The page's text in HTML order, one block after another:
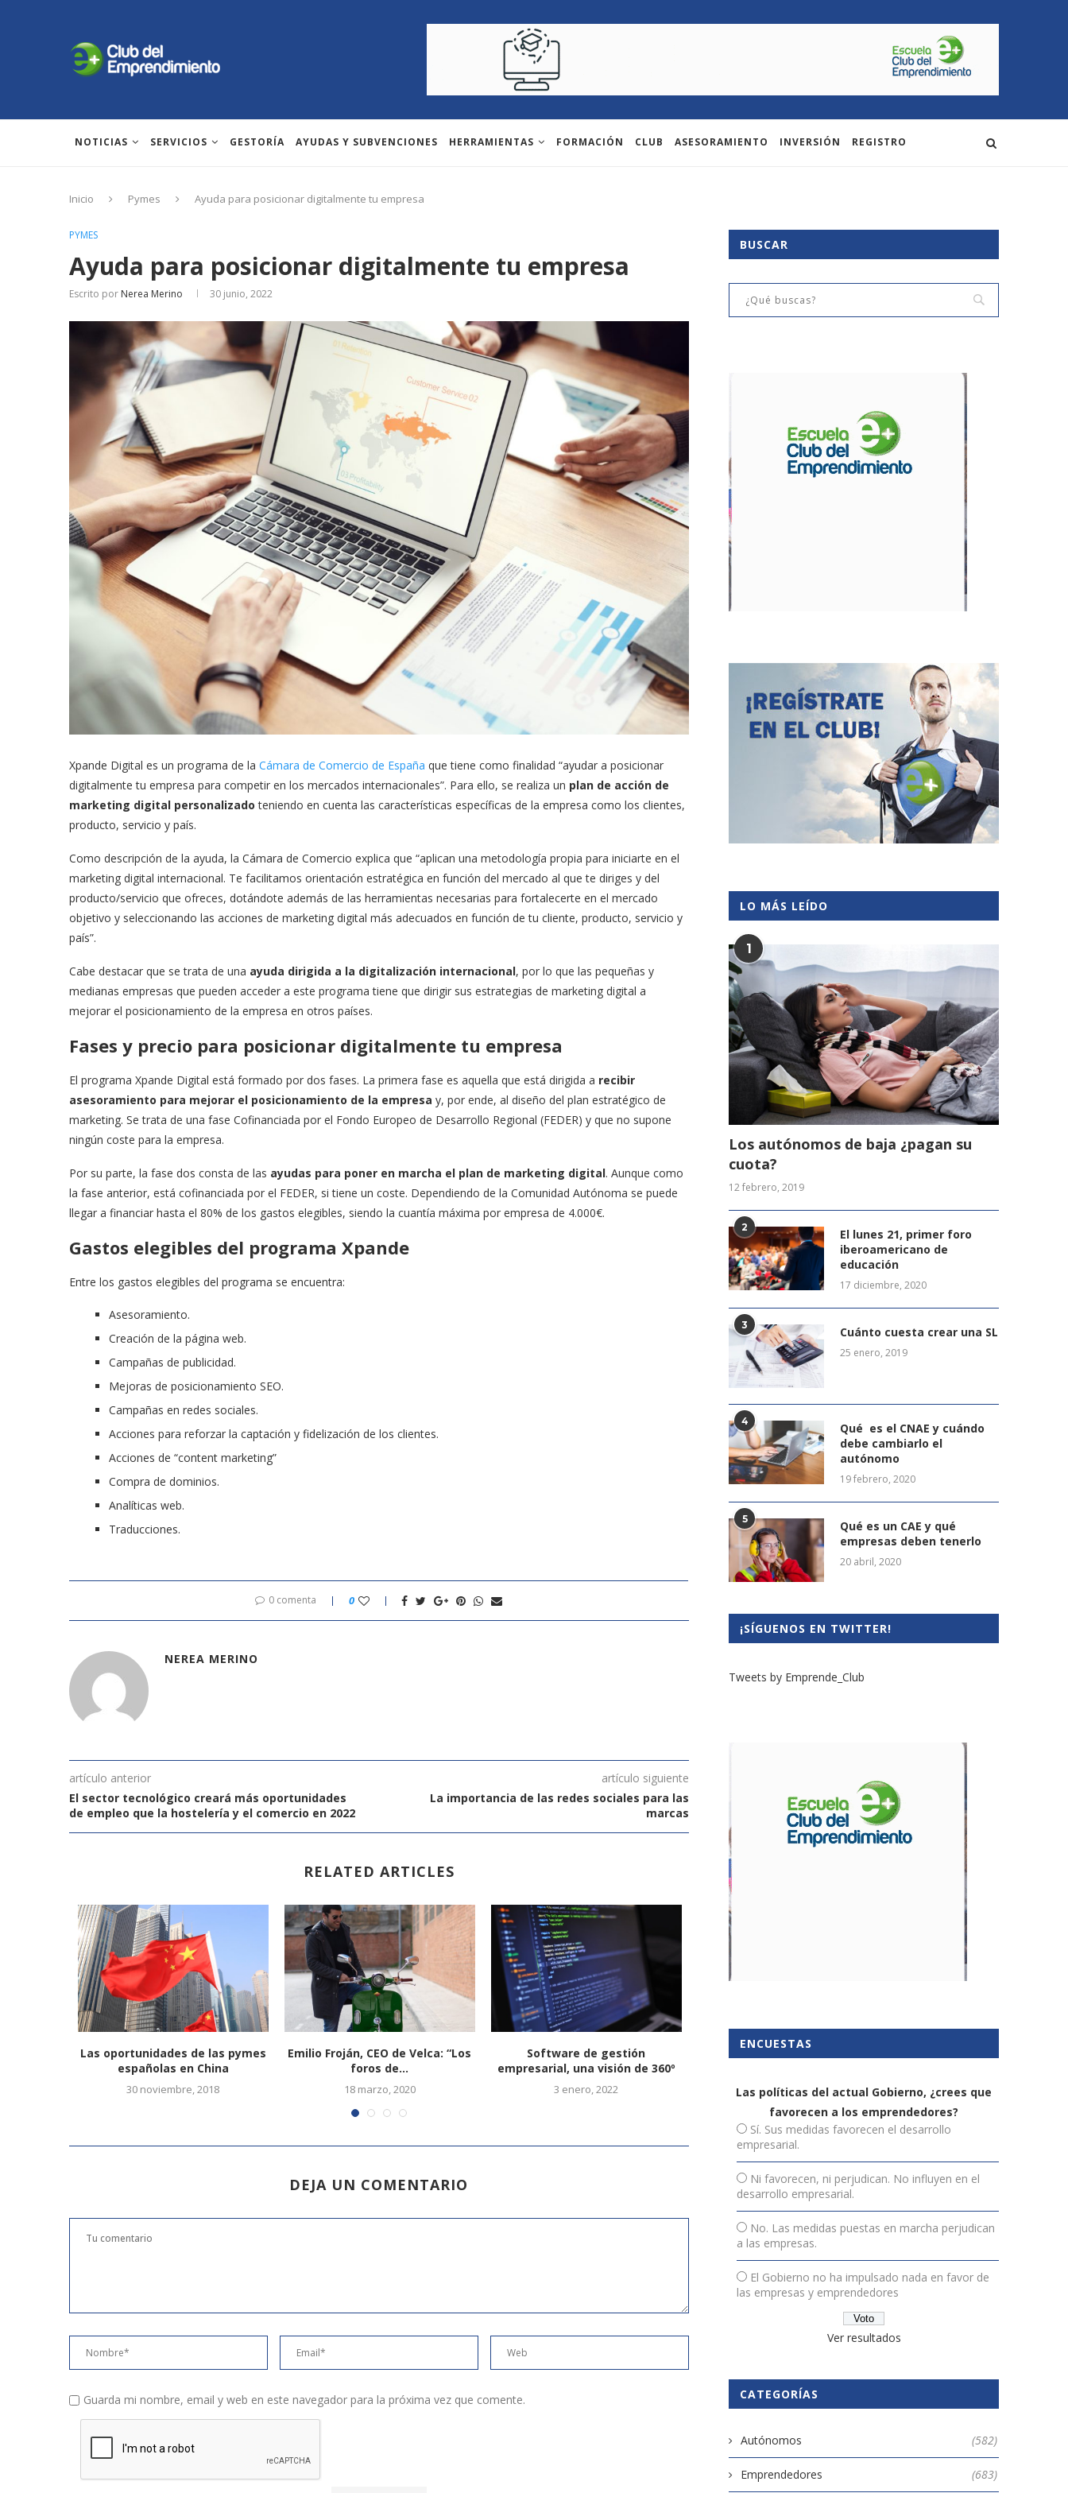
NOTICIAS SERVICIOS GESTORÍA AYUDAS Y SUBVENCIONES HERRAMIENTAS FORMACIÓN CLUB ASESORAMIENTO INVERSIÓN REGISTRO
Inicio Pymes Ayuda para posicionar digitalmente tu empresa
PYMES
Ayuda para posicionar digitalmente tu empresa
Escrito por Nerea Merino 30 junio, 2022
Xpande Digital es un programa de la Cámara de Comercio de España que tiene como finalidad “ayudar a posicionar
digitalmente tu empresa para competir en los mercados internacionales”. Para ello, se realiza un plan de acción de
marketing digital personalizado teniendo en cuenta las características específicas de la empresa como los clientes,
producto, servicio y país.
Como descripción de la ayuda, la Cámara de Comercio explica que “aplican una metodología propia para iniciarte en el
marketing digital internacional. Te facilitamos orientación estratégica en función del mercado al que te diriges y del
producto/servicio que ofreces, dotándote además de las herramientas necesarias para fortalecerte en el mercado
objetivo y seleccionando las acciones de marketing digital más adecuados en función de tu cliente, producto, servicio y
país”.
Cabe destacar que se trata de una ayuda dirigida a la digitalización internacional, por lo que las pequeñas y
medianas empresas que pueden acceder a este programa tiene que dirigir sus estrategias de marketing digital a
mejorar el posicionamiento de la empresa en otros países.
Fases y precio para posicionar digitalmente tu empresa
El programa Xpande Digital está formado por dos fases. La primera fase es aquella que está dirigida a recibir
asesoramiento para mejorar el posicionamiento de la empresa y, por ende, al diseño del plan estratégico de
marketing. Se trata de una fase Cofinanciada por el Fondo Europeo de Desarrollo Regional (FEDER) y que no supone
ningún coste para la empresa.
Por su parte, la fase dos consta de las ayudas para poner en marcha el plan de marketing digital. Aunque como
la fase anterior, está cofinanciada por el FEDER, si tiene un coste. Dependiendo de la Comunidad Autónoma se puede
llegar a financiar hasta el 80% de los gastos elegibles, siendo la cuantía máxima por empresa de 4.000€.
Gastos elegibles del programa Xpande
Entre los gastos elegibles del programa se encuentra:
Asesoramiento.
Creación de la página web.
Campañas de publicidad.
Mejoras de posicionamiento SEO.
Campañas en redes sociales.
Acciones para reforzar la captación y fidelización de los clientes.
Acciones de “content marketing”
Compra de dominios.
Analíticas web.
Traducciones.
0 comenta 0
NEREA MERINO
artículo anterior
El sector tecnológico creará más oportunidades
de empleo que la hostelería y el comercio en 2022
artículo siguiente
La importancia de las redes sociales para las
marcas
RELATED ARTICLES
Las oportunidades de las pymes
españolas en China
30 noviembre, 2018
Emilio Froján, CEO de Velca: “Los
foros de...
18 marzo, 2020
Software de gestión
empresarial, una visión de 360º
3 enero, 2022
Microempresas y formación no
4 marzo, 2020 5 octubre, 2021
DEJA UN COMENTARIO
Guarda mi nombre, email y web en este navegador para la próxima vez que comente.
BUSCAR
LO MÁS LEÍDO
1
Los autónomos de baja ¿pagan su
cuota?
12 febrero, 2019
2
El lunes 21, primer foro
iberoamericano de
educación
17 diciembre, 2020
3 Cuánto cuesta crear una SL
25 enero, 2019
4
Qué es el CNAE y cuándo
debe cambiarlo el
autónomo
19 febrero, 2020
5
Qué es un CAE y qué
empresas deben tenerlo
20 abril, 2020
¡SÍGUENOS EN TWITTER!
Tweets by Emprende_Club
ENCUESTAS
Las políticas del actual Gobierno, ¿crees que
favorecen a los emprendedores?
Sí. Sus medidas favorecen el desarrollo
empresarial.
Ni favorecen, ni perjudican. No influyen en el
desarrollo empresarial.
No. Las medidas puestas en marcha perjudican
a las empresas.
El Gobierno no ha impulsado nada en favor de
las empresas y emprendedores
Ver resultados
CATEGORÍAS
Autónomos (582)
Emprendedores (683)